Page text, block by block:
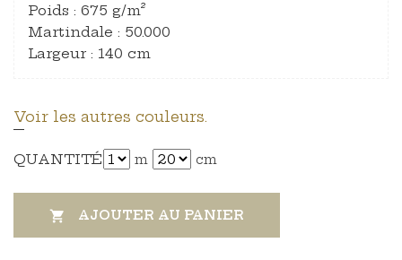
Poids : 675 g/m²
Martindale : 50.000
Largeur : 140 cm
Voir les autres couleurs.
QUANTITÉ m cm
 AJOUTER AU PANIER